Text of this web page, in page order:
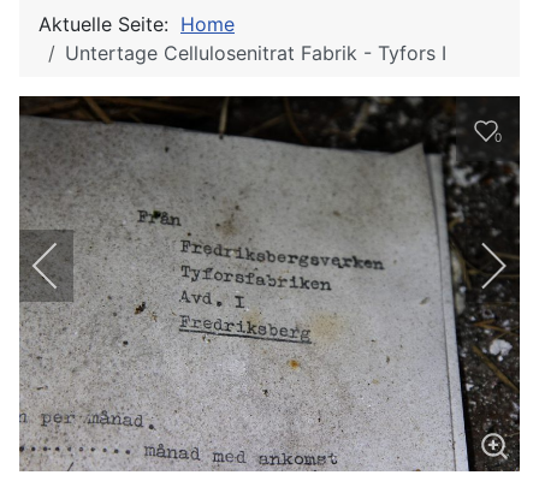
Aktuelle Seite: Home
Untertage Cellulosenitrat Fabrik - Tyfors I
0